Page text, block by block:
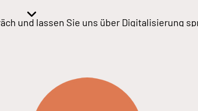
und lassen Sie uns über Digitalisierung